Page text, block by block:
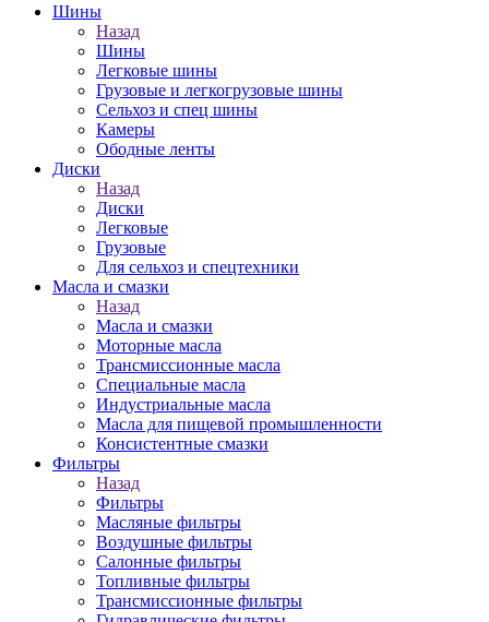
Шины
Назад
Шины
Легковые шины
Грузовые и легкогрузовые шины
Сельхоз и спец шины
Камеры
Ободные ленты
Диски
Назад
Диски
Легковые
Грузовые
Для сельхоз и спецтехники
Масла и смазки
Назад
Масла и смазки
Моторные масла
Трансмиссионные масла
Специальные масла
Индустриальные масла
Масла для пищевой промышленности
Консистентные смазки
Фильтры
Назад
Фильтры
Масляные фильтры
Воздушные фильтры
Салонные фильтры
Топливные фильтры
Трансмиссионные фильтры